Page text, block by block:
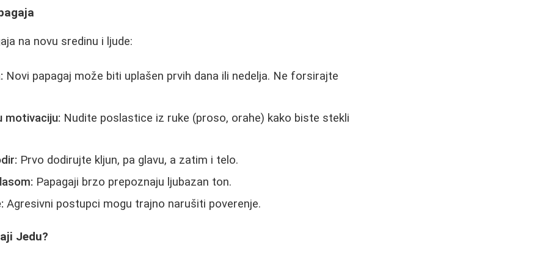
na novu sredinu i ljude:
Novi papagaj može biti uplašen prvih dana ili nedelja. Ne forsirajte
motivaciju: Nudite poslastice iz ruke (proso, orahe) kako biste stekli
Prvo dodirujte kljun, pa glavu, a zatim i telo.
Papagaji brzo prepoznaju ljubazan ton.
Agresivni postupci mogu trajno narušiti poverenje.
Jedu?